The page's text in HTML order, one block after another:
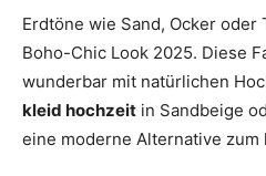
Erdtöne wie Sand, Ocker oder
Boho-Chic Look 2025. Diese
wunderbar mit natürlichen
kleid hochzeit in Sandbeige
eine moderne Alternative zum